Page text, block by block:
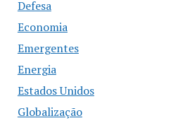
Defesa
Economia
Emergentes
Energia
Estados Unidos
Globalização